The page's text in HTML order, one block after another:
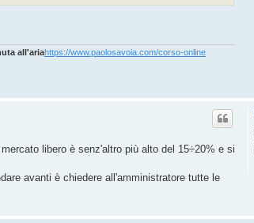
all'ariahttps://www.paolosavoia.com/corso-online
libero è senz'altro più alto del 15÷20% e si
avanti è chiedere all'amministratore tutte le